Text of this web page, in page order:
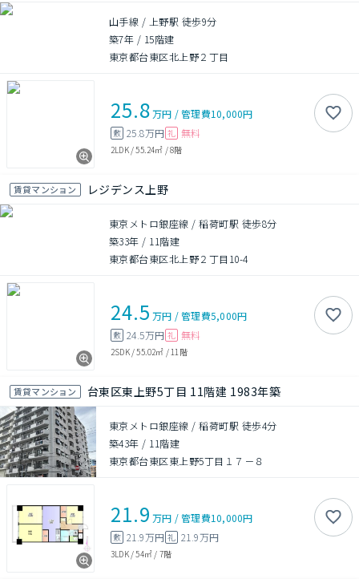
山手線 / 上野駅 徒歩9分
築7年 / 15階建
東京都台東区北上野２丁目
25.8万円 /管理費10,000円
敷 25.8万円 礼 無料
2LDK/55.24㎡ /8階
賃貸マンション レジデンス上野
東京メトロ銀座線 / 稲荷町駅 徒歩8分
築33年 / 11階建
東京都台東区北上野２丁目10-4
24.5 万円 /管理費5,000円
敷 24.5万円 礼 無料
2SDK/55.02㎡ / 11階
賃貸マンション 台東区東上野5丁目 11階建 1983年築
東京メトロ銀座線 / 稲荷町駅 徒歩4分
築43年 / 11階建
東京都台東区東上野5丁目１７－８
21.9 万円 /管理費10,000円
敷 21.9万円 礼 21.9万円
3LDK/54㎡ / 7階